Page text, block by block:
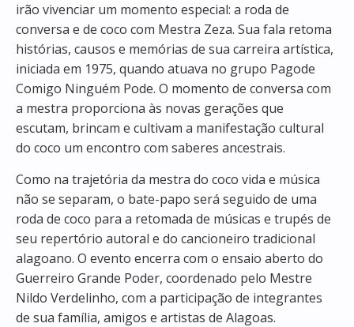
irão vivenciar um momento especial: a roda de
conversa e de coco com Mestra Zeza. Sua fala retoma
histórias, causos e memórias de sua carreira artística,
iniciada em 1975, quando atuava no grupo Pagode
Comigo Ninguém Pode. O momento de conversa com
a mestra proporciona às novas gerações que
escutam, brincam e cultivam a manifestação cultural
do coco um encontro com saberes ancestrais.
Como na trajetória da mestra do coco vida e música
não se separam, o bate-papo será seguido de uma
roda de coco para a retomada de músicas e trupés de
seu repertório autoral e do cancioneiro tradicional
alagoano. O evento encerra com o ensaio aberto do
Guerreiro Grande Poder, coordenado pelo Mestre
Nildo Verdelinho, com a participação de integrantes
de sua família, amigos e artistas de Alagoas.